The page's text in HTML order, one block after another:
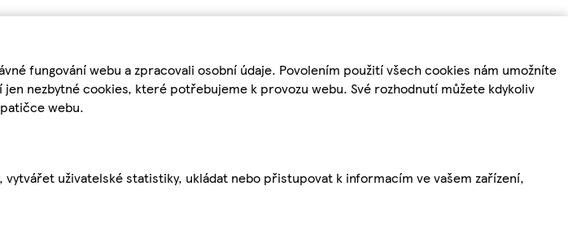
fungování webu a zpracovali osobní údaje. Povolením použití všech cookies nám umožníte
nezbytné cookies, které potřebujeme k provozu webu. Své rozhodnutí můžete kdykoliv
webu.
uživatelské statistiky, ukládat nebo přistupovat k informacím ve vašem zařízení,